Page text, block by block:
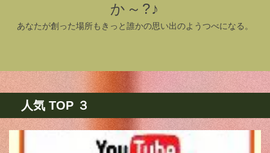
か～?♪
あなたが創った場所もきっと誰かの思い出のようつべになる。
人気 TOP ３